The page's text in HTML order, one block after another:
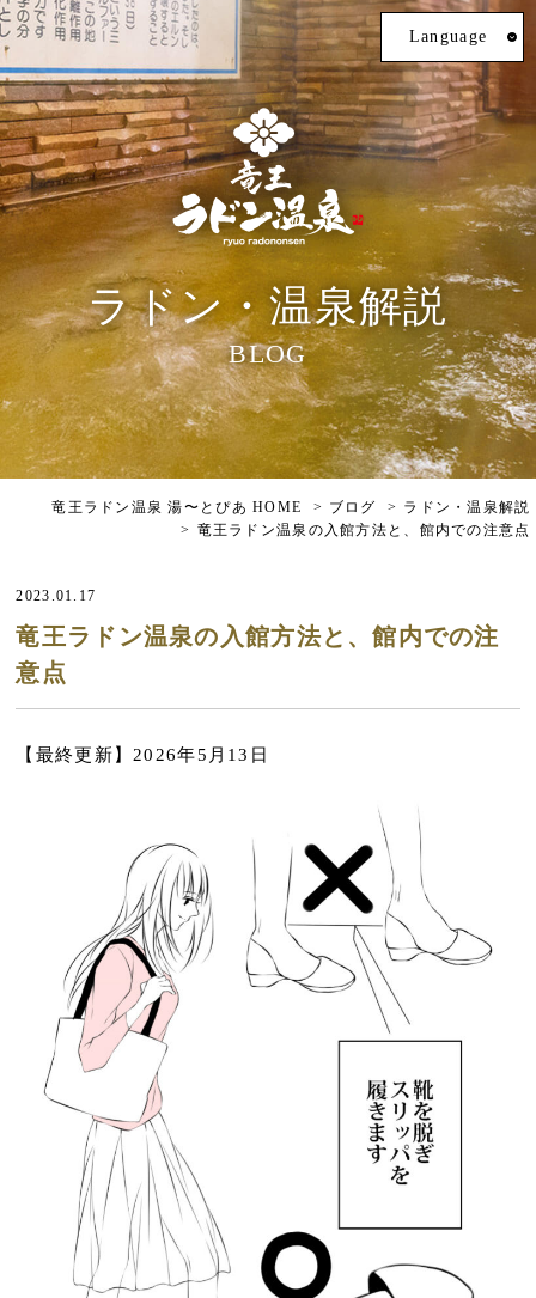
ラドン・温泉解説
BLOG
Language
竜王ラドン温泉 湯〜とぴあ HOME ブログ
ラドン・温泉解説
竜王ラドン温泉の入館方法と、館内での注意点
2023.01.17
竜王ラドン温泉の入館方法と、館内での注
意点
【最終更新】2026年5月13日